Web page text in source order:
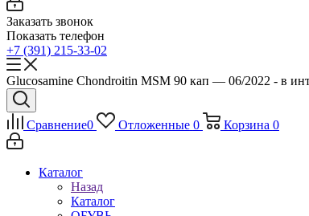
Заказать звонок
Показать телефон
+7 (391) 215-33-02
Glucosamine Chondroitin MSM 90 кап — 06/2022 - в
Сравнение0 Отложенные 0 Корзина 0
Каталог
Назад
Каталог